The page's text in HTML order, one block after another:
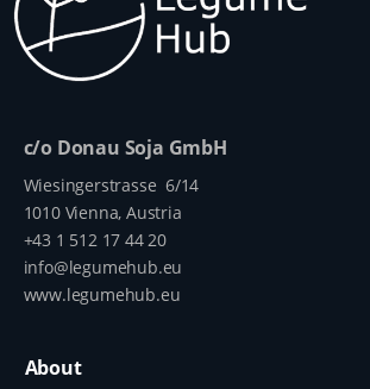
c/o Donau Soja GmbH
Wiesingerstrasse 6/14
1010 Vienna, Austria
+43 1 512 17 44 20
info@legumehub.eu
www.legumehub.eu
About